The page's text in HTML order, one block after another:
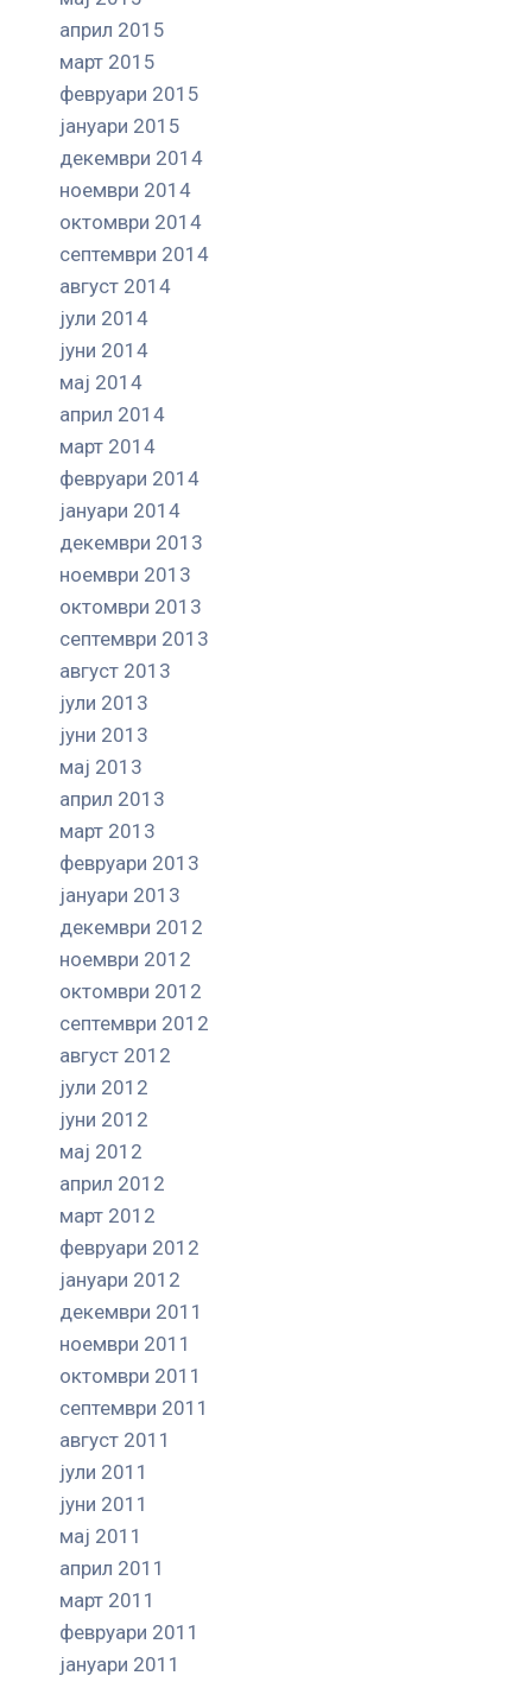
април 2015
март 2015
февруари 2015
јануари 2015
декември 2014
ноември 2014
октомври 2014
септември 2014
август 2014
јули 2014
јуни 2014
мај 2014
април 2014
март 2014
февруари 2014
јануари 2014
декември 2013
ноември 2013
октомври 2013
септември 2013
август 2013
јули 2013
јуни 2013
мај 2013
април 2013
март 2013
февруари 2013
јануари 2013
декември 2012
ноември 2012
октомври 2012
септември 2012
август 2012
јули 2012
јуни 2012
мај 2012
април 2012
март 2012
февруари 2012
јануари 2012
декември 2011
ноември 2011
октомври 2011
септември 2011
август 2011
јули 2011
јуни 2011
мај 2011
април 2011
март 2011
февруари 2011
јануари 2011